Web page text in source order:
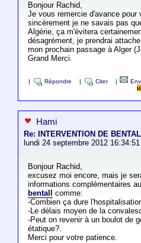
Bonjour Rachid,
Je vous remercie d'avance pour
sincèrement je ne savais pas
Algérie, ça m'évitera
désagrément, je prendrai
mon prochain passage à Alger
Grand Merci.
Répondre Citer
Hami
Re: INTERVENTION DE
lundi 24 septembre 2012 16:34:51
Bonjour Rachid,
excusez moi encore, mais je
informations complémentaires
bentall
comme:
-Combien ça dure
-Le délais moyen de la
-Peut on revenir à un boulot de
étatique?.
Merci pour votre patience.